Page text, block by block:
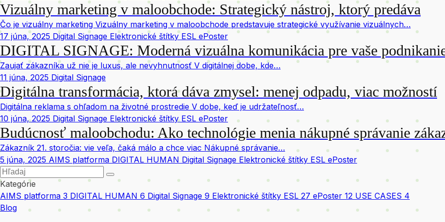
Vizuálny marketing v maloobchode: Strategický nástroj, ktorý predáva
Čo je vizuálny marketing Vizuálny marketing v maloobchode predstavuje strategické využívanie vizuálnych…
17 júna, 2025 Digital Signage Elektronické štítky ESL ePoster
DIGITAL SIGNAGE: Moderná vizuálna komunikácia pre vaše
Zaujať zákazníka už nie je luxus, ale nevyhnutnosť V digitálnej dobe, kde…
11 júna, 2025 Digital Signage
Digitálna transformácia, ktorá dáva zmysel: menej odpadu, viac možností
Digitálna reklama s ohľadom na životné prostredie V dobe, keď je udržateľnosť…
10 júna, 2025 Digital Signage Elektronické štítky ESL ePoster
Budúcnosť maloobchodu: Ako technológie menia nákupné správanie
Zákazník 21. storočia: vie veľa, čaká málo a chce viac Nákupné správanie…
5 júna, 2025 AIMS platforma DIGITAL HUMAN Digital Signage Elektronické štítky ESL ePoster
Kategórie
AIMS platforma 3 DIGITAL HUMAN 6 Digital Signage 9 Elektronické štítky ESL 27 ePoster 12 USE CASES 4
Blog